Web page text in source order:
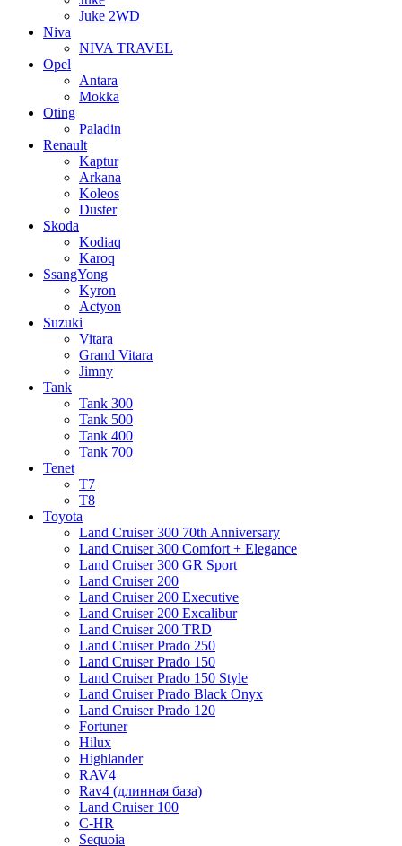
Juke 2WD
Niva
NIVA TRAVEL
Opel
Antara
Mokka
Oting
Paladin
Renault
Kaptur
Arkana
Koleos
Duster
Skoda
Kodiaq
Karoq
SsangYong
Kyron
Actyon
Suzuki
Vitara
Grand Vitara
Jimny
Tank
Tank 300
Tank 500
Tank 400
Tank 700
Tenet
T7
T8
Toyota
Land Cruiser 300 70th Anniversary
Land Cruiser 300 Comfort + Elegance
Land Cruiser 300 GR Sport
Land Cruiser 200
Land Cruiser 200 Executive
Land Cruiser 200 Excalibur
Land Cruiser 200 TRD
Land Cruiser Prado 250
Land Cruiser Prado 150
Land Cruiser Prado 150 Style
Land Cruiser Prado Black Onyx
Land Cruiser Prado 120
Fortuner
Hilux
Highlander
RAV4
Rav4 (длинная база)
Land Cruiser 100
C-HR
Sequoia